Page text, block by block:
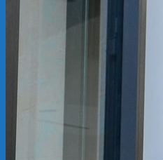
KẾ TOÁN – TÀI CHÍNH
PHÁP LÝ DOANH NGHIỆP
ĐIỀU KHOẢN SỬ DỤNG